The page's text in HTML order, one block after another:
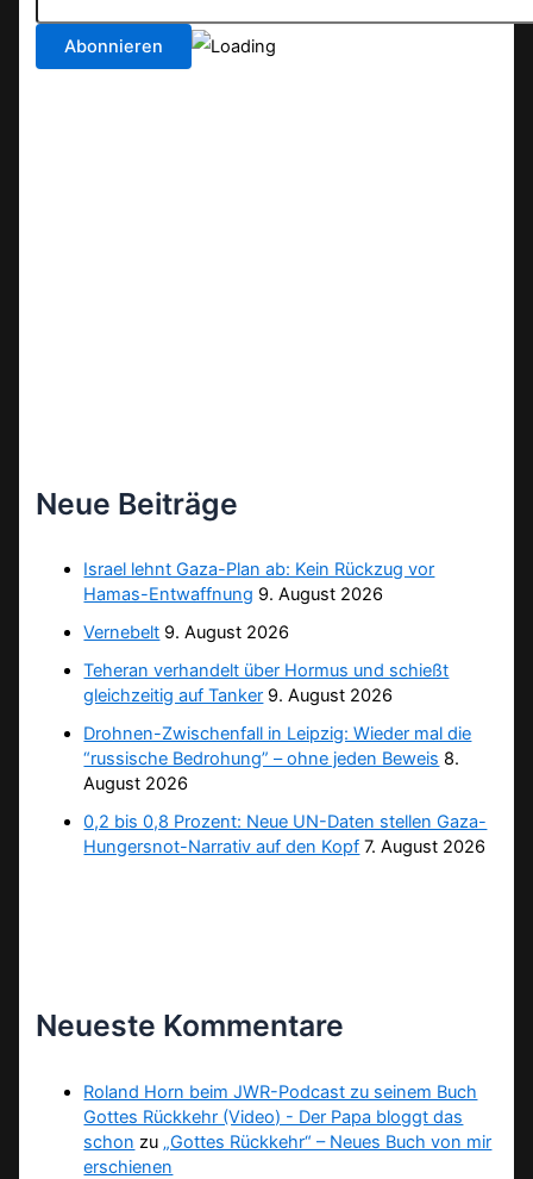
Neue Beiträge
Israel lehnt Gaza-Plan ab: Kein Rückzug vor
Hamas-Entwaffnung 9. August 2026
Vernebelt 9. August 2026
Teheran verhandelt über Hormus und schießt
gleichzeitig auf Tanker 9. August 2026
Drohnen-Zwischenfall in Leipzig: Wieder mal die
“russische Bedrohung” – ohne jeden Beweis 8.
August 2026
0,2 bis 0,8 Prozent: Neue UN-Daten stellen Gaza-
Hungersnot-Narrativ auf den Kopf 7. August 2026
Neueste Kommentare
Roland Horn beim JWR-Podcast zu seinem Buch
Gottes Rückkehr (Video) - Der Papa bloggt das
schon zu „Gottes Rückkehr“ – Neues Buch von mir
erschienen